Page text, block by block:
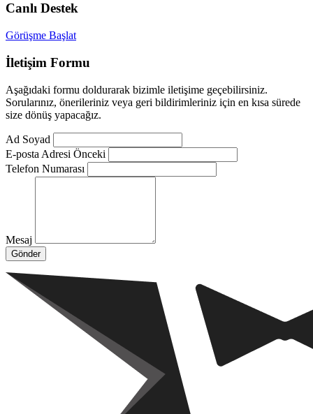
Canlı Destek
Görüşme Başlat
İletişim Formu
Aşağıdaki formu doldurarak bizimle iletişime geçebilirsiniz.
Sorularınız, önerileriniz veya geri bildirimleriniz için en kısa sürede
size dönüş yapacağız.
Ad Soyad
E-posta Adresi Önceki
Telefon Numarası
Mesaj
Gönder